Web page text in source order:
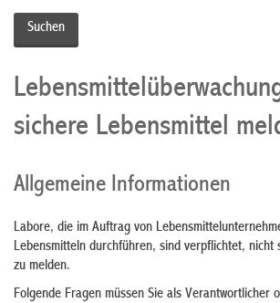
sichere Lebensmittel
Allgemeine Informationen
Labore, die im Auftrag von
Lebensmitteln durchführen, sind verpflichtet, nicht
zu melden.
Folgende Fragen müssen Sie als Verantwortlicher